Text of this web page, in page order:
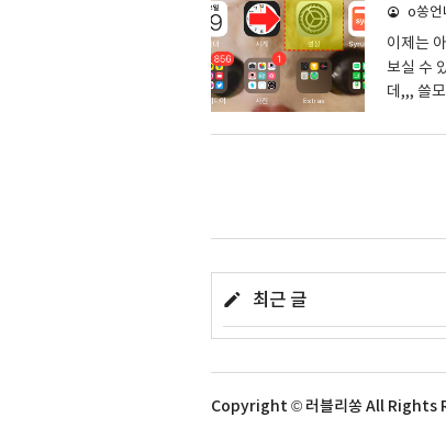
해주셔
인을 하
간..
o쏭언
이제는
보실 수
데,,, 쓸
었답니
고 싶어
하기 위
최근 글
Copyright © 러블리쏭 All Rights